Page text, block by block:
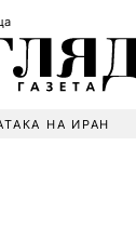
НА ИРАН